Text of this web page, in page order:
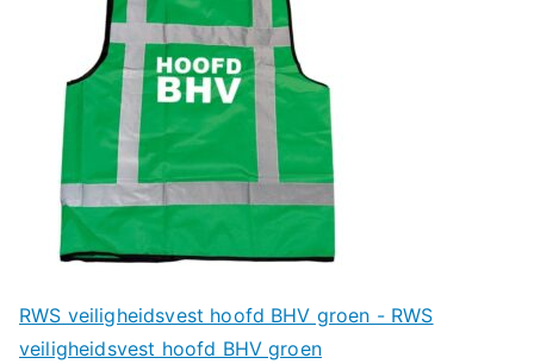
RWS veiligheidsvest hoofd BHV groen - RWS
veiligheidsvest hoofd BHV groen